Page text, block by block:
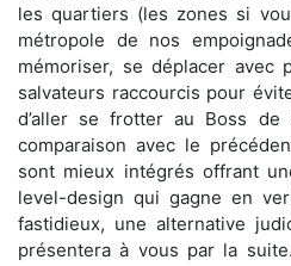
les quartiers (les zones si
métropole de nos
mémoriser, se déplacer avec
salvateurs raccourcis pour
d’aller se frotter au Boss de
comparaison avec le
sont mieux intégrés offrant
level-design qui gagne en
fastidieux, une alternative
présentera à vous par la